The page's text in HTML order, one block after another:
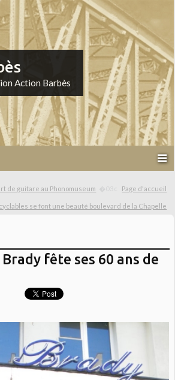
Action Barbès
de guitare au Phonomuseum Page d'accueil
se font une beauté boulevard de la Chapelle
fête ses 60 ans de